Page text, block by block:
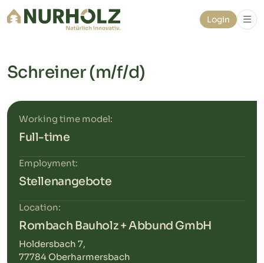
Login
Schreiner (m/f/d)
Working time model:
Full-time
Employment:
Stellenangebote
Location:
Rombach Bauholz + Abbund GmbH
Holdersbach 7,
77784 Oberharmersbach